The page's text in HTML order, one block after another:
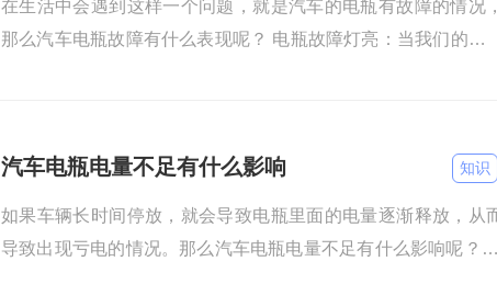
在生活中会遇到这样一个问题，就是汽车的电瓶有故障的情况，
那么汽车电瓶故障有什么表现呢？ 电瓶故障灯亮：当我们的电瓶
汽车电瓶电量不足有什么影响 知识
如果车辆长时间停放，就会导致电瓶里面的电量逐渐释放，从
导致出现亏电的情况。那么汽车电瓶电量不足有什么影响呢？ 会